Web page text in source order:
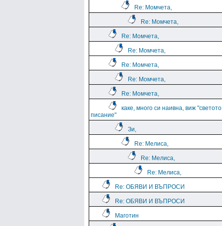
Re: Момчета,
Re: Момчета,
Re: Момчета,
Re: Момчета,
Re: Момчета,
Re: Момчета,
Re: Момчета,
каке, много си наивна, виж "светото
писание"
Зи,
Re: Мелиса,
Re: Мелиса,
Re: Мелиса,
Re: ОБЯВИ И ВЪПРОСИ
Re: ОБЯВИ И ВЪПРОСИ
Маготин